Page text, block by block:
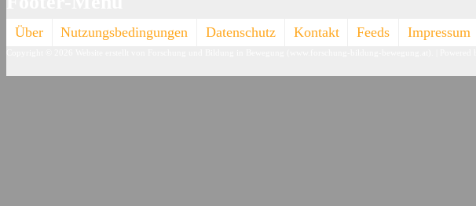
Über Nutzungsbedingungen Datenschutz Kontakt Feeds Impressum